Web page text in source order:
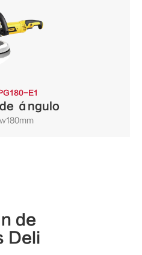
E1
ángulo
de
Deli